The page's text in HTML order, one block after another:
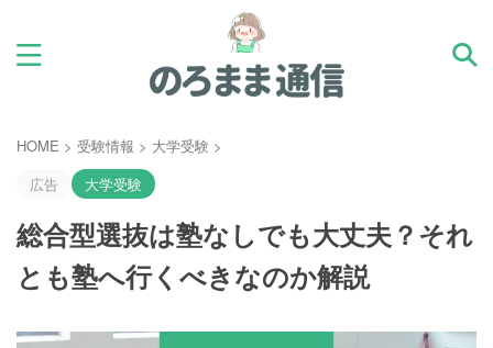
HOME > 受験情報 > 大学受験 >
広告
大学受験
総合型選抜は塾なしでも大丈夫？それ
とも塾へ行くべきなのか解説